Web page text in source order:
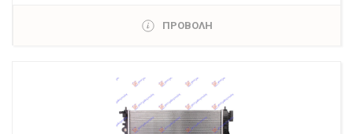
ΠΡΟΒΟΛΗ